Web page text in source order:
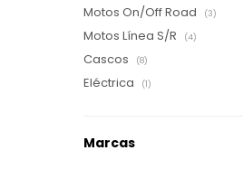
Motos On/Off Road (3)
Motos Línea S/R (4)
Cascos (8)
Eléctrica (1)
Marcas